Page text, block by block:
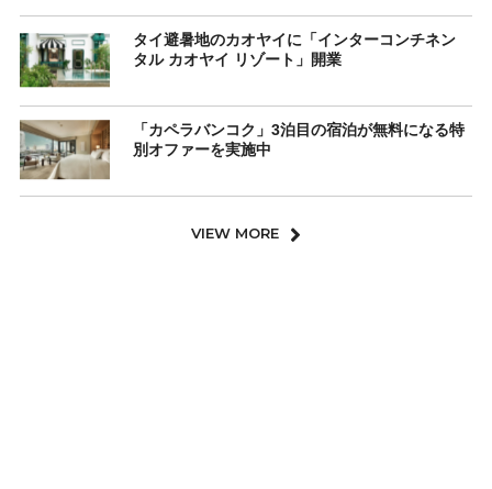
タイ避暑地のカオヤイに「インターコンチネン
タル カオヤイ リゾート」開業
「カペラバンコク」3泊目の宿泊が無料になる特
別オファーを実施中
VIEW MORE